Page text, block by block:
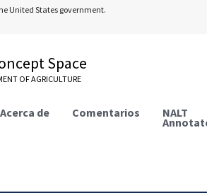
United States government.
Space
OF AGRICULTURE
Acerca de Comentarios NALT